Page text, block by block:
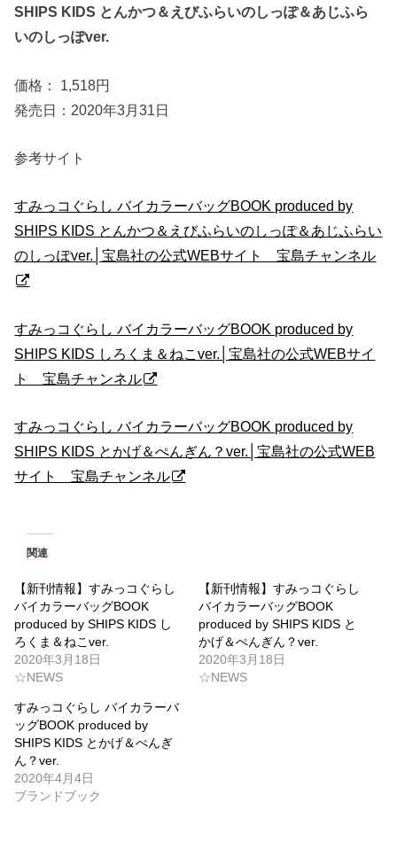
SHIPS KIDS とんかつ＆えびふらいのしっぽ＆あじふら
いのしっぽver.
価格： 1,518円
発売日：2020年3月31日
参考サイト
すみっコぐらし バイカラーバッグBOOK produced by
SHIPS KIDS とんかつ＆えびふらいのしっぽ＆あじふらい
のしっぽver.│宝島社の公式WEBサイト 宝島チャンネル
すみっコぐらし バイカラーバッグBOOK produced by
SHIPS KIDS しろくま＆ねこver.│宝島社の公式WEBサイ
ト 宝島チャンネル
すみっコぐらし バイカラーバッグBOOK produced by
SHIPS KIDS とかげ＆ぺんぎん？ver.│宝島社の公式WEB
サイト 宝島チャンネル
関連
【新刊情報】すみっコぐらし
バイカラーバッグBOOK
produced by SHIPS KIDS し
ろくま＆ねこver.
2020年3月18日
☆NEWS
【新刊情報】すみっコぐらし
バイカラーバッグBOOK
produced by SHIPS KIDS と
かげ＆ぺんぎん？ver.
2020年3月18日
☆NEWS
すみっコぐらし バイカラーバ
ッグBOOK produced by
SHIPS KIDS とかげ＆ぺんぎ
ん？ver.
2020年4月4日
ブランドブック